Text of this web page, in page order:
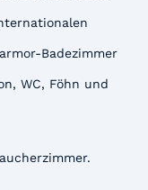
Badezimmer
WC, Föhn und